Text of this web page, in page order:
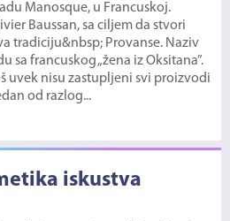
Manosque, u Francuskoj.
Baussan, sa ciljem da stvori
tradiciju&nbsp; Provanse. Naziv
sa francuskog „žena iz Oksitana”.
uvek nisu zastupljeni svi proizvodi
od razlog...
iskustva